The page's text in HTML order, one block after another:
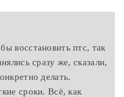
восстановить птс, так
сразу же, сказали,
делать.
сроки. Всё, как